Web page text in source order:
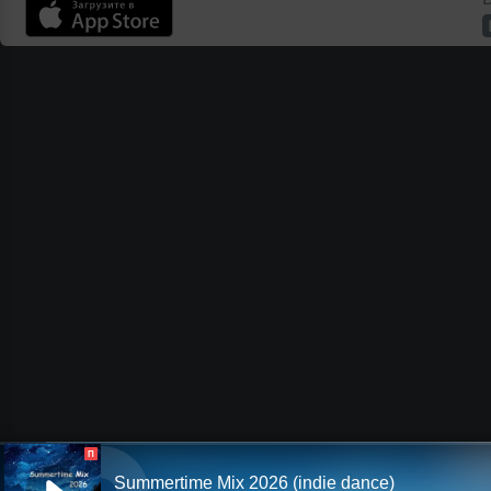
П
Summertime Mix 2026 (indie dance)